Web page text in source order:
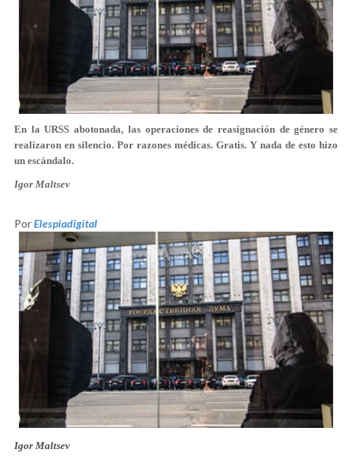
En la URSS abotonada, las operaciones de reasignación de género se
realizaron en silencio. Por razones médicas. Gratis. Y nada de esto hizo
un escándalo.
Igor Maltsev
PorElespiadigital
Igor Maltsev